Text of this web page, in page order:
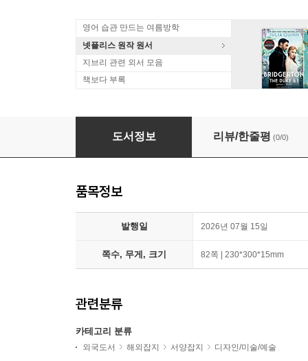
영어 습관 만드는 여름방학
넷플리스 원작 원서
지브리 관련 외서 모음
책보다 부록
ARTISTS & ILLUSTRATORS (월간) : 2026년
도서정보 리뷰/한줄평 (0/0)
품목정보
발행일 2026년 07월 15일
쪽수, 무게, 크기 82쪽 | 230*300*15mm
관련분류
카테고리 분류
외국도서 해외잡지 서양잡지 디자인/미술/예술